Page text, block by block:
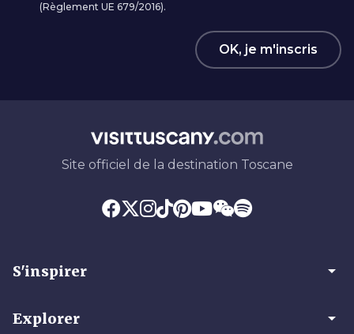
(Règlement UE 679/2016).
OK, je m'inscris
Site officiel de la destination Toscane
S'inspirer arrow_drop_down
Explorer arrow_drop_down